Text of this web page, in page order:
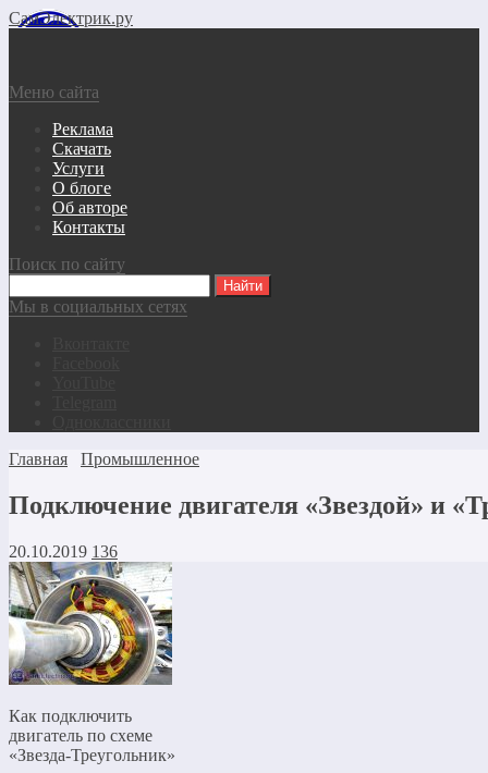
СамЭлектрик.ру
Меню сайта
Реклама
Скачать
Услуги
О блоге
Об авторе
Контакты
Поиск по сайту
Мы в социальных сетях
Главная
Промышленное
Подключение двигателя «Звездой» и
20.10.2019 136
Как подключить
двигатель по схеме
«Звезда-Треугольник»